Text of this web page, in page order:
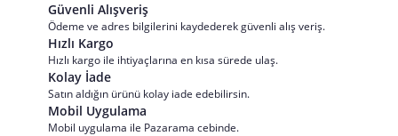
Güvenli Alışveriş
Ödeme ve adres bilgilerini kaydederek güvenli alış veriş.
Hızlı Kargo
Hızlı kargo ile ihtiyaçlarına en kısa sürede ulaş.
Kolay İade
Satın aldığın ürünü kolay iade edebilirsin.
Mobil Uygulama
Mobil uygulama ile Pazarama cebinde.